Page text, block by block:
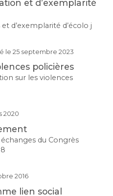
et d’exemplarité
d’exemplarité d’écolo j
le 25 septembre 2023
policières
sur les violences
2020
du Congrès
2016
lien social